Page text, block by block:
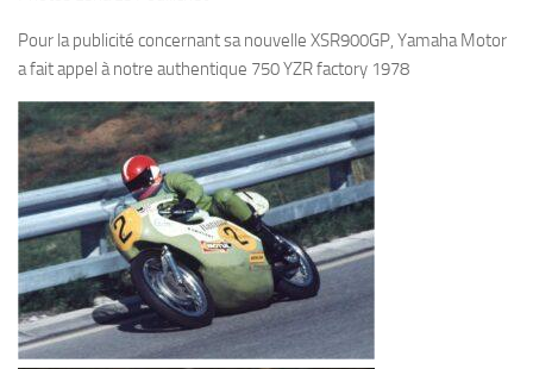
Pour la publicité concernant sa nouvelle XSR900GP, Yamaha Motor
a fait appel à notre authentique 750 YZR factory 1978